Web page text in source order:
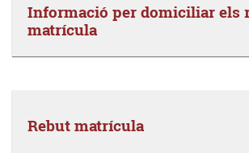
Informació per domiciliar els
matrícula
Rebut matrícula